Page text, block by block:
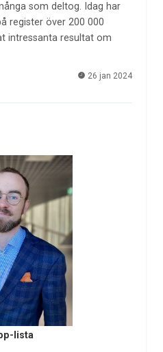
som deltog. Idag har
register över 200 000
intressanta resultat om
26 jan 2024
lista